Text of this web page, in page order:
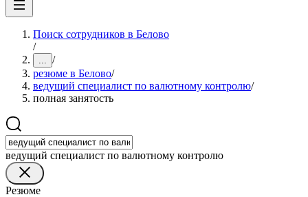
Поиск сотрудников в Белово
/
... /
резюме в Белово/
ведущий специалист по валютному контролю/
полная занятость
ведущий специалист по валютному контролю
Резюме